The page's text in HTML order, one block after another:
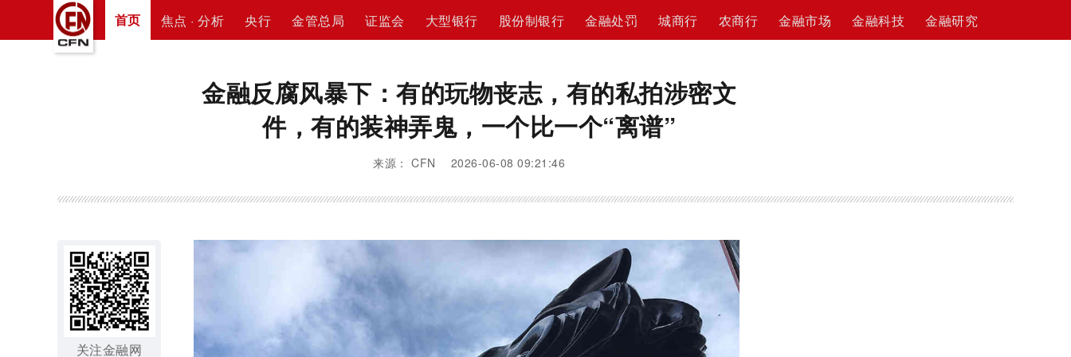
首页 焦点 · 分析 央行 金管总局 证监会 大型银行 股份制银行 金融处罚 城商行 农商行 金融市场 金融科技 金融研究
金融反腐风暴下：有的玩物丧志，有的私拍涉密文
件，有的装神弄鬼，一个比一个“离谱”
来源： CFN 2026-06-08 09:21:46
关注金融网